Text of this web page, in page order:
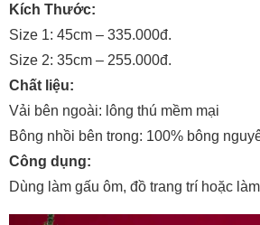
Kích Thước:
Size 1: 45cm – 335.000đ.
Size 2: 35cm – 255.000đ.
Chất liệu:
Vải bên ngoài: lông thú mềm mại
Bông nhồi bên trong: 100% bông
Công dụng:
Dùng làm gấu ôm, đồ trang trí hoặc